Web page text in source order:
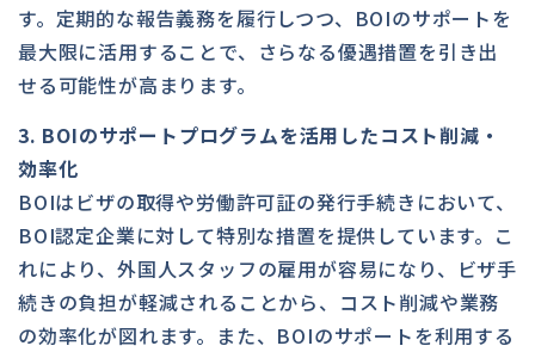
す。定期的な報告義務を履行しつつ、BOIのサポートを
最大限に活用することで、さらなる優遇措置を引き出
せる可能性が高まります。
3. BOIのサポートプログラムを活用したコスト削減・
効率化
BOIはビザの取得や労働許可証の発行手続きにおいて、
BOI認定企業に対して特別な措置を提供しています。こ
れにより、外国人スタッフの雇用が容易になり、ビザ手
続きの負担が軽減されることから、コスト削減や業務
の効率化が図れます。また、BOIのサポートを利用する